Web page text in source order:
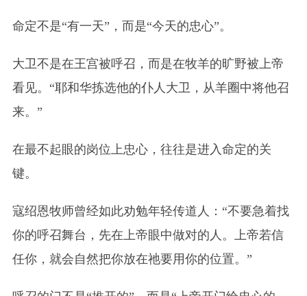
命定不是“有一天”，而是“今天的忠心”。
大卫不是在王宫被呼召，而是在牧羊的旷野被上帝
看见。“耶和华拣选他的仆人大卫，从羊圈中将他召
来。”
在最不起眼的岗位上忠心，往往是进入命定的关
键。
寇绍恩牧师曾经如此劝勉年轻传道人：“不要急着找
你的呼召舞台，先在上帝眼中做对的人。上帝若信
任你，就会自然把你放在祂要用你的位置。”